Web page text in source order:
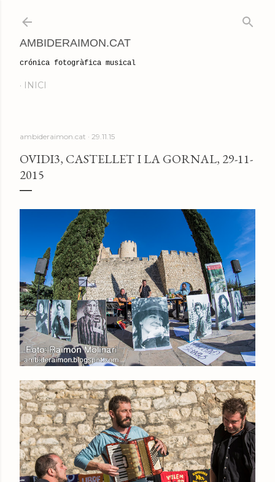
AMBIDERAIMON.CAT
crónica fotogràfica musical
INICI
ambideraimon.cat 29.11.15
OVIDI3, CASTELLET I LA GORNAL, 29-11-
2015